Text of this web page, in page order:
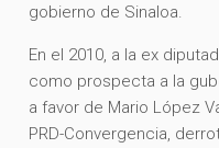
gobierno de Sinaloa.
En el 2010, a la ex
como prospecta a la
a favor de Mario López
PRD-Convergencia,